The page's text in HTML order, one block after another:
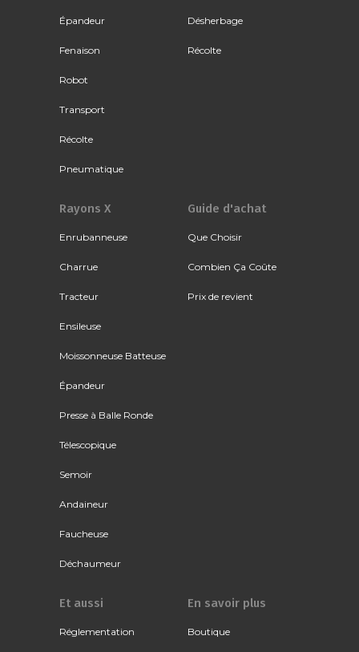
Épandeur
Fenaison
Robot
Transport
Récolte
Pneumatique
Désherbage
Récolte
Rayons X
Enrubanneuse
Charrue
Tracteur
Ensileuse
Moissonneuse Batteuse
Épandeur
Presse à Balle Ronde
Télescopique
Semoir
Andaineur
Faucheuse
Déchaumeur
Guide d'achat
Que Choisir
Combien Ça Coûte
Prix de revient
Et aussi
Réglementation
En savoir plus
Boutique